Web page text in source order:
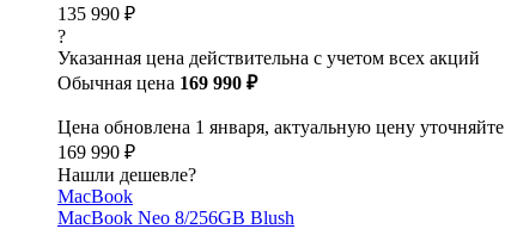
135 990 ₽
?
Указанная цена действительна с учетом всех акций
Обычная цена 169 990 ₽
Цена обновлена 1 января, актуальную цену уточняйте
169 990 ₽
Нашли дешевле?
MacBook
MacBook Neo 8/256GB Blush